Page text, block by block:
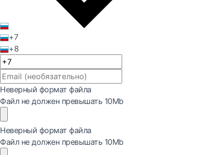
+7
+8
Неверный формат файла
Файл не должен превышать 10Mb
Неверный формат файла
Файл не должен превышать 10Mb